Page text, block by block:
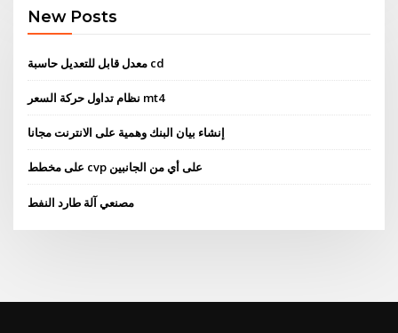
New Posts
معدل قابل للتعديل حاسبة cd
نظام تداول حركة السعر mt4
إنشاء بيان البنك وهمية على الانترنت مجانا
على مخطط cvp على أي من الجانبين
مصنعي آلة طارد النفط